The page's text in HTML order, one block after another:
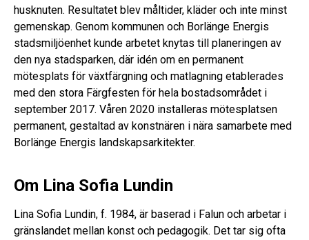
husknuten. Resultatet blev måltider, kläder och inte minst
gemenskap. Genom kommunen och Borlänge Energis
stadsmiljöenhet kunde arbetet knytas till planeringen av
den nya stadsparken, där idén om en permanent
mötesplats för växtfärgning och matlagning etablerades
med den stora Färgfesten för hela bostadsområdet i
september 2017. Våren 2020 installeras mötesplatsen
permanent, gestaltad av konstnären i nära samarbete med
Borlänge Energis landskapsarkitekter.
Om Lina Sofia Lundin
Lina Sofia Lundin, f. 1984, är baserad i Falun och arbetar i
gränslandet mellan konst och pedagogik. Det tar sig ofta